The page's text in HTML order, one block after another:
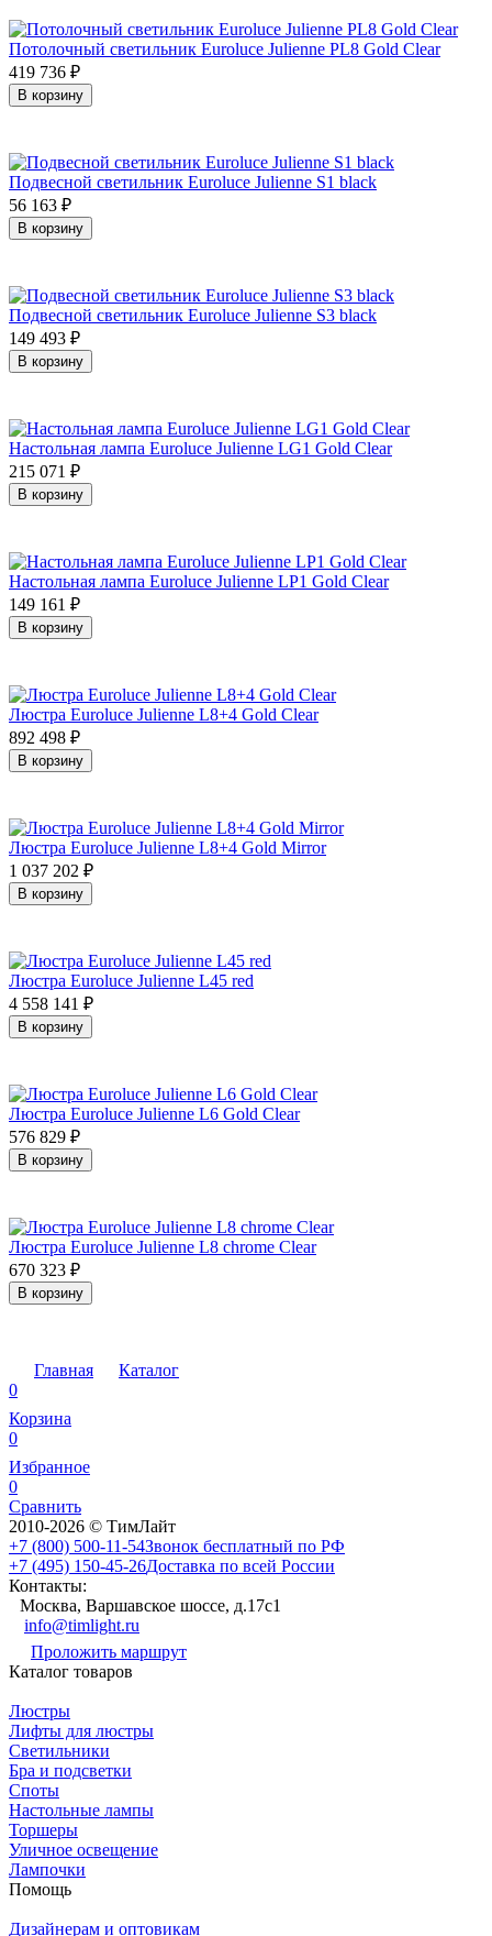
Потолочный светильник Euroluce Julienne PL8 Gold Clear
419 736 ₽
В корзину
Подвесной светильник Euroluce Julienne S1 black
56 163 ₽
В корзину
Подвесной светильник Euroluce Julienne S3 black
149 493 ₽
В корзину
Настольная лампа Euroluce Julienne LG1 Gold Clear
215 071 ₽
В корзину
Настольная лампа Euroluce Julienne LP1 Gold Clear
149 161 ₽
В корзину
Люстра Euroluce Julienne L8+4 Gold Clear
892 498 ₽
В корзину
Люстра Euroluce Julienne L8+4 Gold Mirror
1 037 202 ₽
В корзину
Люстра Euroluce Julienne L45 red
4 558 141 ₽
В корзину
Люстра Euroluce Julienne L6 Gold Clear
576 829 ₽
В корзину
Люстра Euroluce Julienne L8 chrome Clear
670 323 ₽
В корзину
Главная
Каталог
0
Корзина
0
Избранное
0
Сравнить
2010-2026 © ТимЛайт
+7 (800) 500-11-54Звонок бесплатный по РФ
+7 (495) 150-45-26Доставка по всей России
Контакты:
Москва, Варшавское шоссе, д.17c1
info@timlight.ru
Проложить маршрут
Каталог товаров
Люстры
Лифты для люстры
Светильники
Бра и подсветки
Споты
Настольные лампы
Торшеры
Уличное освещение
Лампочки
Помощь
Дизайнерам и оптовикам